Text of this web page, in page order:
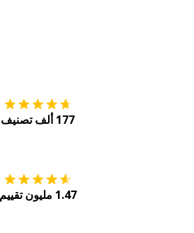
177 ألف تصنيف
1.47 مليون تقييم